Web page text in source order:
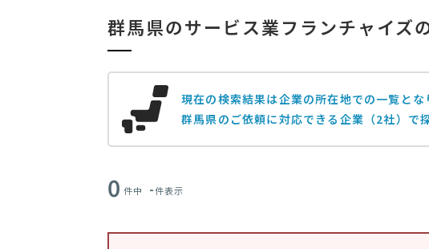
群馬県のサービス業フランチャイズ
現在の検索結果は企業の所在地での一覧とな
群馬県のご依頼に対応できる企業（2社）で
0 件中 -件表示